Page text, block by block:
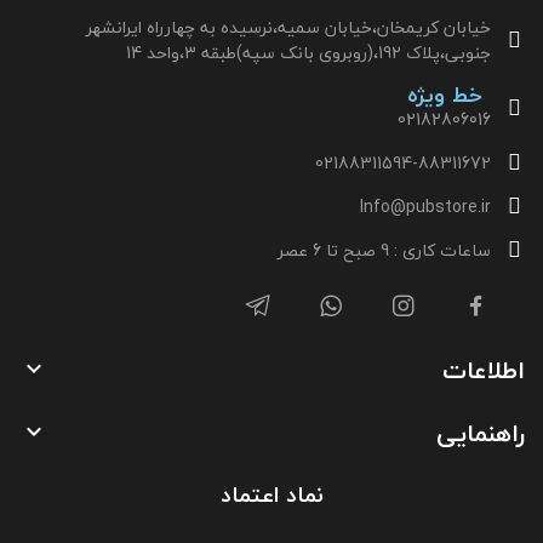
خیابان کریمخان،خیابان سمیه،نرسیده به چهارراه ایرانشهر
جنوبی،پلاک 192،(روبروی بانک سپه)طبقه 3،واحد 14
خط ویژه
02182806016
02188311594-88311672
Info@pubstore.ir
ساعات کاری : 9 صبح تا 6 عصر
اطلاعات 
راهنمایی 
نماد اعتماد